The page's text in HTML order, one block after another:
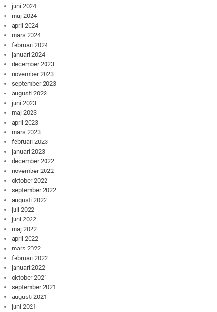
juni 2024
maj 2024
april 2024
mars 2024
februari 2024
januari 2024
december 2023
november 2023
september 2023
augusti 2023
juni 2023
maj 2023
april 2023
mars 2023
februari 2023
januari 2023
december 2022
november 2022
oktober 2022
september 2022
augusti 2022
juli 2022
juni 2022
maj 2022
april 2022
mars 2022
februari 2022
januari 2022
oktober 2021
september 2021
augusti 2021
juni 2021